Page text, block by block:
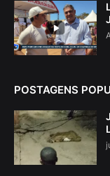
POSTAGENS